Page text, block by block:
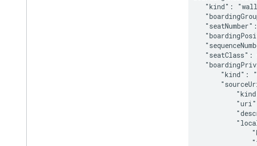
"kind":
"seatClass":
"kind":